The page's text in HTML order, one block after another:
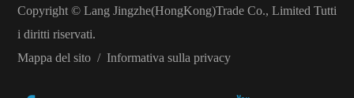
Copyright © Lang Jingzhe(HongKong)Trade Co., LimitedTutti
i diritti riservati.
Mappa del sito/ Informativa sulla privacy